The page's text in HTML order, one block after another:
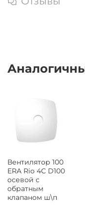
Вентилятор 100
ERA Rio 4C D100
осевой с
обратным
клапаном ш\п